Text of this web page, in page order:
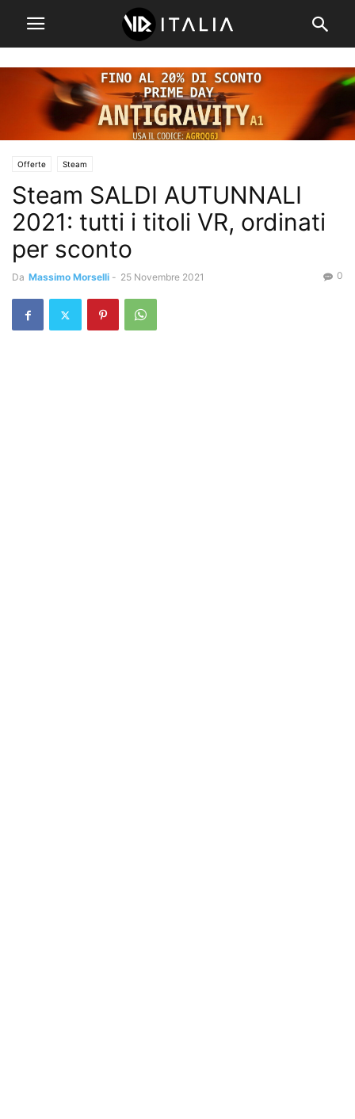
Offerte Steam
Steam SALDI AUTUNNALI
2021: tutti i titoli VR, ordinati
per sconto
Da Massimo Morselli - 25 Novembre 2021 0